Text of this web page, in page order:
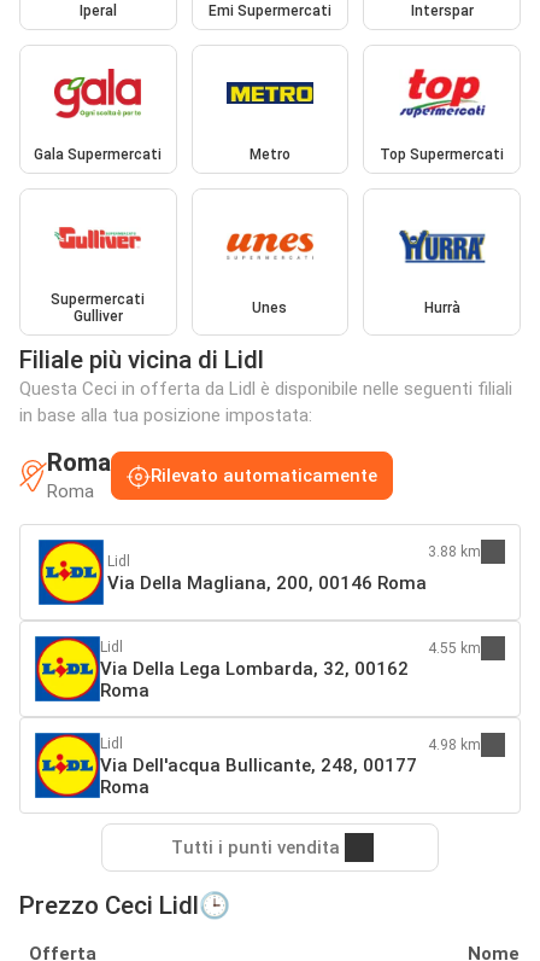
Iperal Emi Supermercati Interspar
Gala Supermercati Metro Top Supermercati
Supermercati
Gulliver
Unes Hurrà
Filiale più vicina di Lidl
Questa Ceci in offerta da Lidl è disponibile nelle seguenti filiali
in base alla tua posizione impostata:
Roma
Roma
Rilevato automaticamente
Lidl
Via Della Magliana, 200, 00146 Roma
3.88 km
Lidl
Via Della Lega Lombarda, 32, 00162
Roma
4.55 km
Lidl
Via Dell'acqua Bullicante, 248, 00177
Roma
4.98 km
Tutti i punti vendita
Prezzo Ceci Lidl🕒
Offerta Nome